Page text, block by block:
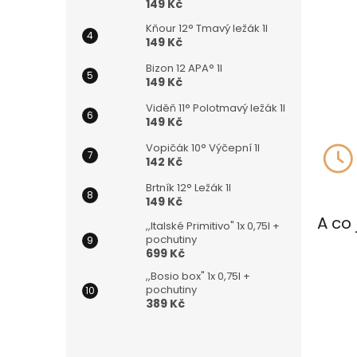
149 Kč
Kňour 12° Tmavý ležák 1l
149 Kč
Bizon 12 APA° 1l
149 Kč
Viděň 11° Polotmavý ležák 1l
149 Kč
Vopičák 10° Výčepní 1l
142 Kč
Brtník 12° Ležák 1l
149 Kč
,,Italské Primitivo" 1x 0,75l +
pochutiny
699 Kč
,,Bosio box" 1x 0,75l +
pochutiny
389 Kč
A co